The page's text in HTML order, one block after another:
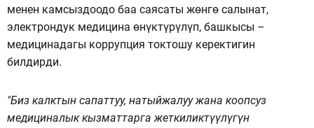
менен камсыздоодо баа саясаты жөнгө салынат,
электрондук медицина өнүктүрүлүп, башкысы –
медицинадагы коррупция токтошу керектигин
билдирди.
"Биз калктын сапаттуу, натыйжалуу жана коопсуз
медициналык кызматтарга жеткиликтүүлүгүн